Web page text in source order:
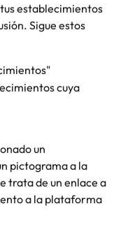
establecimientos
Sigue estos
cuya
un
pictograma a la
trata de un enlace a
a la plataforma